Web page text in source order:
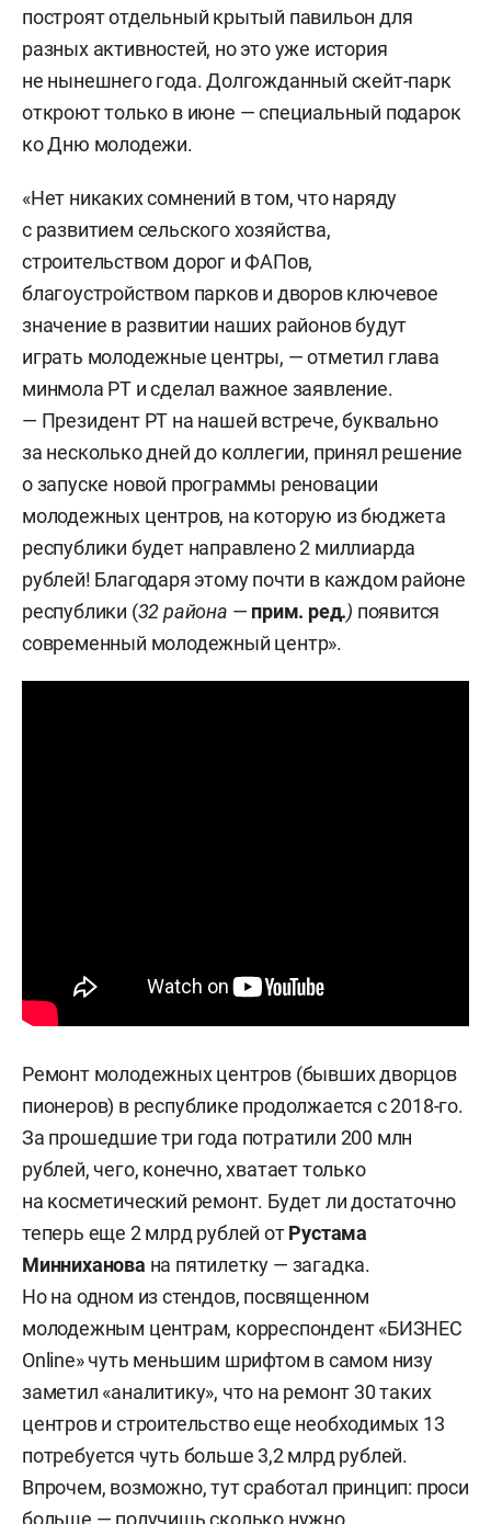
построят отдельный крытый павильон для
разных активностей, но это уже история
не нынешнего года. Долгожданный скейт-парк
откроют только в июне — специальный подарок
ко Дню молодежи.
«Нет никаких сомнений в том, что наряду
с развитием сельского хозяйства,
строительством дорог и ФАПов,
благоустройством парков и дворов ключевое
значение в развитии наших районов будут
играть молодежные центры, — отметил глава
минмола РТ и сделал важное заявление.
— Президент РТ на нашей встрече, буквально
за несколько дней до коллегии, принял решение
о запуске новой программы реновации
молодежных центров, на которую из бюджета
республики будет направлено 2 миллиарда
рублей! Благодаря этому почти в каждом районе
республики (32 района — прим. ред.) появится
современный молодежный центр».
Ремонт молодежных центров (бывших дворцов
пионеров) в республике продолжается с 2018-го.
За прошедшие три года потратили 200 млн
рублей, чего, конечно, хватает только
на косметический ремонт. Будет ли достаточно
теперь еще 2 млрд рублей отРустама
Минниханова на пятилетку — загадка.
Но на одном из стендов, посвященном
молодежным центрам, корреспондент «БИЗНЕС
Online» чуть меньшим шрифтом в самом низу
заметил «аналитику», что на ремонт 30 таких
центров и строительство еще необходимых 13
потребуется чуть больше 3,2 млрд рублей.
Впрочем, возможно, тут сработал принцип: проси